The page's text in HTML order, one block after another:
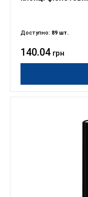
140.04 грн
Доступно: 89 шт.